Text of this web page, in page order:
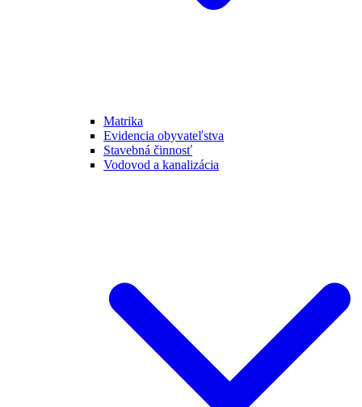
Matrika
Evidencia obyvateľstva
Stavebná činnosť
Vodovod a kanalizácia